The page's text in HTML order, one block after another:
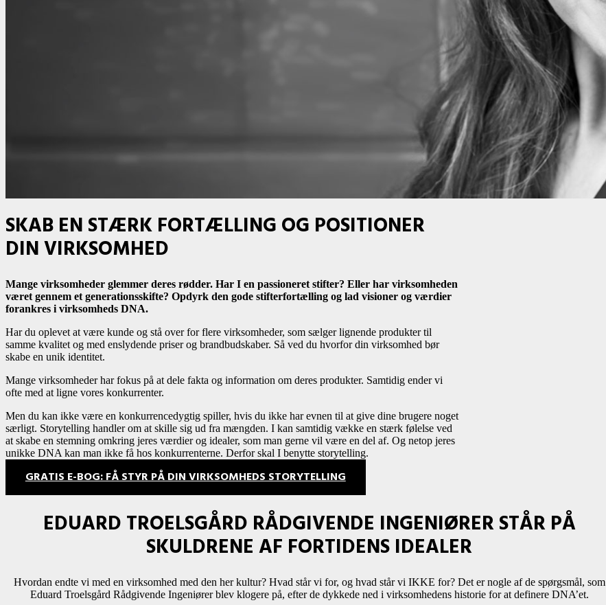
SKAB EN STÆRK FORTÆLLING OG POSITIONER
DIN VIRKSOMHED
Mange virksomheder glemmer deres rødder. Har I en passioneret stifter? Eller har virksomheden
været gennem et generationsskifte? Opdyrk den gode stifterfortælling og lad visioner og værdier
forankres i virksomheds DNA.
Har du oplevet at være kunde og stå over for flere virksomheder, som sælger lignende produkter til
samme kvalitet og med enslydende priser og brandbudskaber. Så ved du hvorfor din virksomhed bør
skabe en unik identitet.
Mange virksomheder har fokus på at dele fakta og information om deres produkter. Samtidig ender vi
ofte med at ligne vores konkurrenter.
Men du kan ikke være en konkurrencedygtig spiller, hvis du ikke har evnen til at give dine brugere noget
særligt. Storytelling handler om at skille sig ud fra mængden. I kan samtidig vække en stærk følelse ved
at skabe en stemning omkring jeres værdier og idealer, som man gerne vil være en del af. Og netop jeres
unikke DNA kan man ikke få hos konkurrenterne. Derfor skal I benytte storytelling.
GRATIS E-BOG: FÅ STYR PÅ DIN VIRKSOMHEDS STORYTELLING
EDUARD TROELSGÅRD RÅDGIVENDE INGENIØRER STÅR PÅ
SKULDRENE AF FORTIDENS IDEALER
Hvordan endte vi med en virksomhed med den her kultur? Hvad står vi for, og hvad står vi IKKE for? Det er nogle af de spørgsmål, som
Eduard Troelsgård Rådgivende Ingeniører blev klogere på, efter de dykkede ned i virksomhedens historie for at definere DNA’et.